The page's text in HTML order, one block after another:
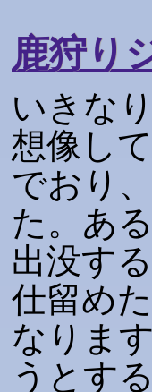
鹿狩り
いきな
想像し
でおり
た。あ
出没す
仕留め
なりま
うとす